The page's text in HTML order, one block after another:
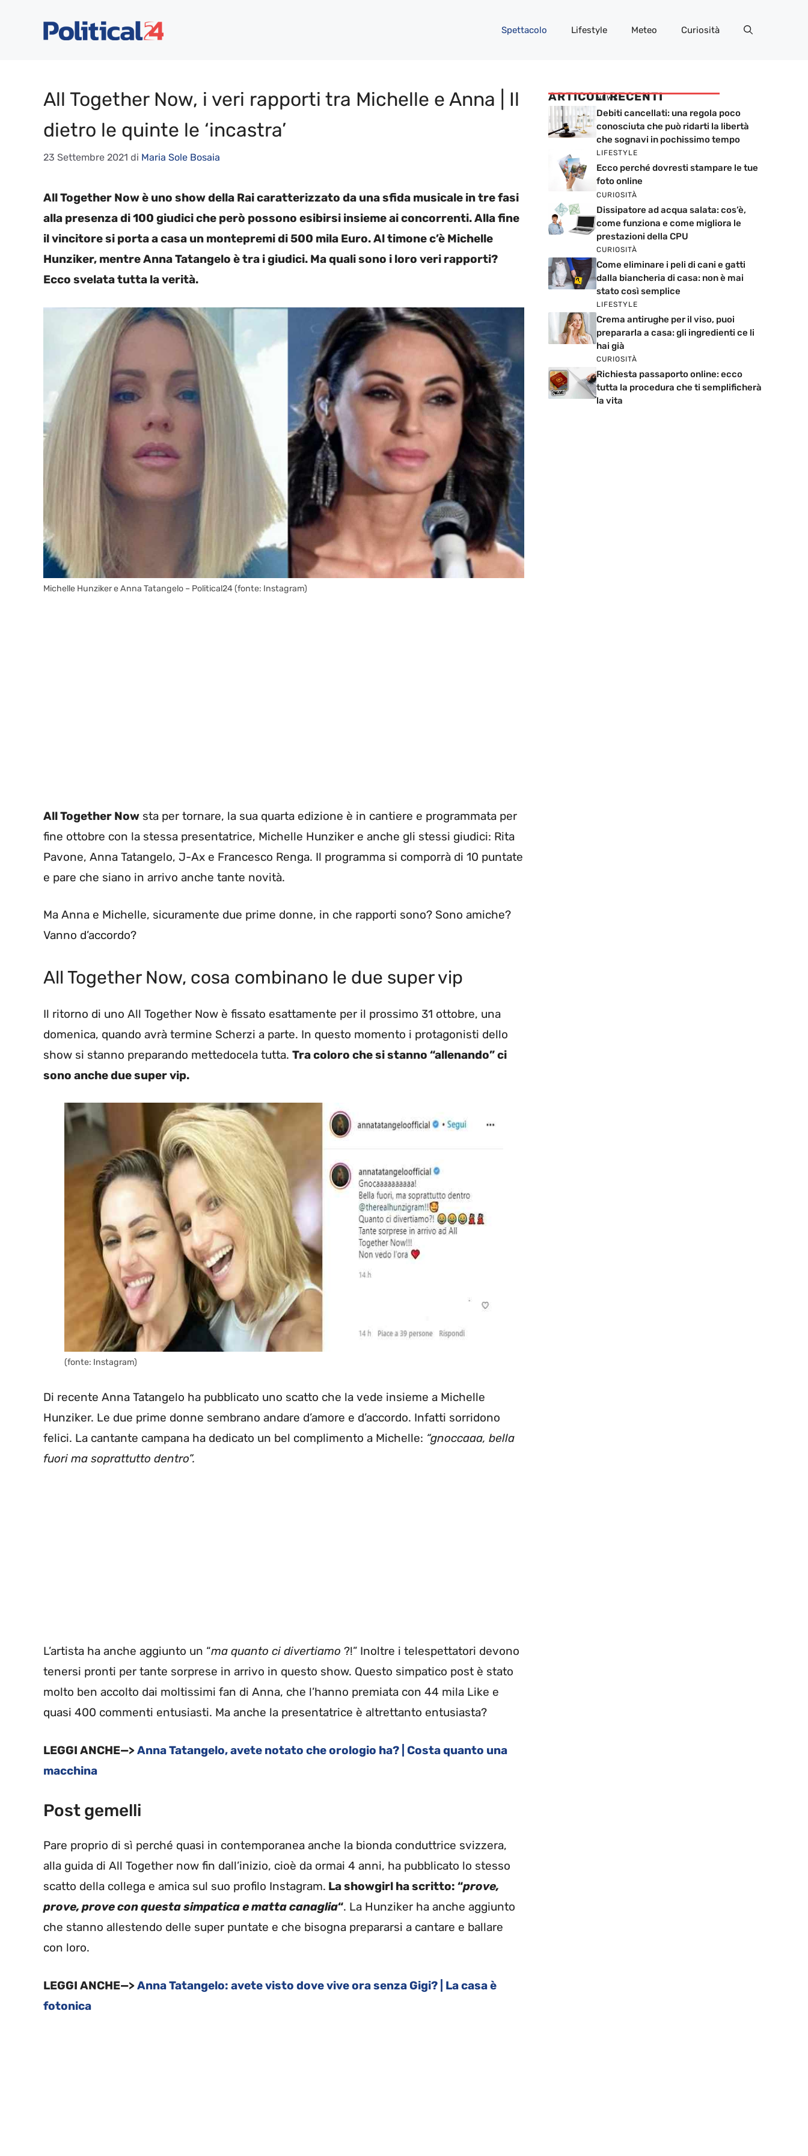
Spettacolo Lifestyle Meteo Curiosità
All Together Now, i veri rapporti tra Michelle e Anna | Il
dietro le quinte le ‘incastra’
23 Settembre 2021 di Maria Sole Bosaia
All Together Now è uno show della Rai caratterizzato da una sfida musicale in tre fasi
alla presenza di 100 giudici che però possono esibirsi insieme ai concorrenti. Alla fine
il vincitore si porta a casa un montepremi di 500 mila Euro. Al timone c’è Michelle
Hunziker, mentre Anna Tatangelo è tra i giudici. Ma quali sono i loro veri rapporti?
Ecco svelata tutta la verità.
Michelle Hunziker e Anna Tatangelo – Political24 (fonte: Instagram)
All Together Now sta per tornare, la sua quarta edizione è in cantiere e programmata per
fine ottobre con la stessa presentatrice, Michelle Hunziker e anche gli stessi giudici: Rita
Pavone, Anna Tatangelo, J-Ax e Francesco Renga. Il programma si comporrà di 10 puntate
e pare che siano in arrivo anche tante novità.
Ma Anna e Michelle, sicuramente due prime donne, in che rapporti sono? Sono amiche?
Vanno d’accordo?
All Together Now, cosa combinano le due super vip
Il ritorno di uno All Together Now è fissato esattamente per il prossimo 31 ottobre, una
domenica, quando avrà termine Scherzi a parte. In questo momento i protagonisti dello
show si stanno preparando mettedocela tutta. Tra coloro che si stanno “allenando” ci
sono anche due super vip.
(fonte: Instagram)
Di recente Anna Tatangelo ha pubblicato uno scatto che la vede insieme a Michelle
Hunziker. Le due prime donne sembrano andare d’amore e d’accordo. Infatti sorridono
felici. La cantante campana ha dedicato un bel complimento a Michelle: “gnoccaaa, bella
fuori ma soprattutto dentro”.
L’artista ha anche aggiunto un “ma quanto ci divertiamo ?!” Inoltre i telespettatori devono
tenersi pronti per tante sorprese in arrivo in questo show. Questo simpatico post è stato
molto ben accolto dai moltissimi fan di Anna, che l’hanno premiata con 44 mila Like e
quasi 400 commenti entusiasti. Ma anche la presentatrice è altrettanto entusiasta?
LEGGI ANCHE—>Anna Tatangelo, avete notato che orologio ha? | Costa quanto una
macchina
Post gemelli
Pare proprio di sì perché quasi in contemporanea anche la bionda conduttrice svizzera,
alla guida di All Together now fin dall’inizio, cioè da ormai 4 anni, ha pubblicato lo stesso
scatto della collega e amica sul suo profilo Instagram. La showgirl ha scritto: “prove,
prove, prove con questa simpatica e matta canaglia“. La Hunziker ha anche aggiunto
che stanno allestendo delle super puntate e che bisogna prepararsi a cantare e ballare
con loro.
LEGGI ANCHE—>Anna Tatangelo: avete visto dove vive ora senza Gigi? | La casa è
fotonica
ARTICOLI RECENTI
NEWS
Debiti cancellati: una regola poco
conosciuta che può ridarti la libertà
che sognavi in pochissimo tempo
LIFESTYLE
Ecco perché dovresti stampare le tue
foto online
CURIOSITÀ
Dissipatore ad acqua salata: cos’è,
come funziona e come migliora le
prestazioni della CPU
CURIOSITÀ
Come eliminare i peli di cani e gatti
dalla biancheria di casa: non è mai
stato così semplice
LIFESTYLE
Crema antirughe per il viso, puoi
prepararla a casa: gli ingredienti ce li
hai già
CURIOSITÀ
Richiesta passaporto online: ecco
tutta la procedura che ti semplificherà
la vita